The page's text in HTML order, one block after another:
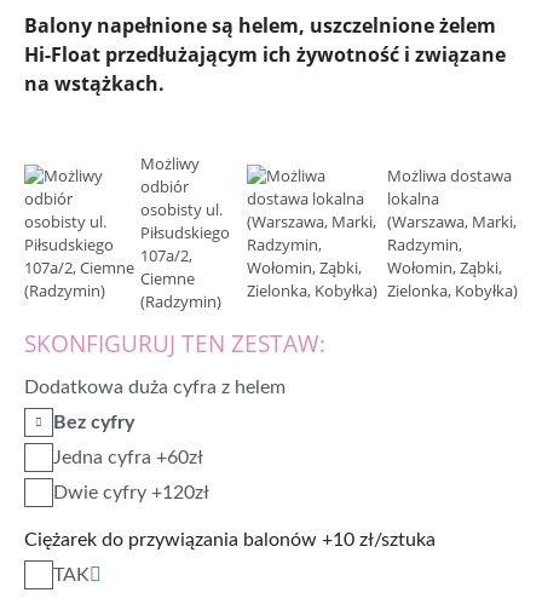
Balony napełnione są helem, uszczelnione żelem
Hi-Float przedłużającym ich żywotność i związane
na wstążkach.
Możliwy
odbiór
osobisty ul.
Piłsudskiego
107a/2,
Ciemne
(Radzymin)
Możliwa dostawa
lokalna
(Warszawa, Marki,
Radzymin,
Wołomin, Ząbki,
Zielonka, Kobyłka)
SKONFIGURUJ TEN ZESTAW:
Dodatkowa duża cyfra z helem
Bez cyfry
Jedna cyfra +60zł
Dwie cyfry +120zł
Ciężarek do przywiązania balonów +10 zł/sztuka
TAK